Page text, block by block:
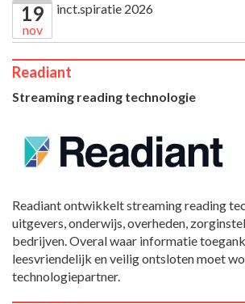
19
nov
inct.spiratie 2026
Readiant
Streaming reading technologie
Readiant ontwikkelt streaming reading
uitgevers, onderwijs, overheden,
bedrijven. Overal waar informatie
leesvriendelijk en veilig ontsloten moet
technologiepartner.